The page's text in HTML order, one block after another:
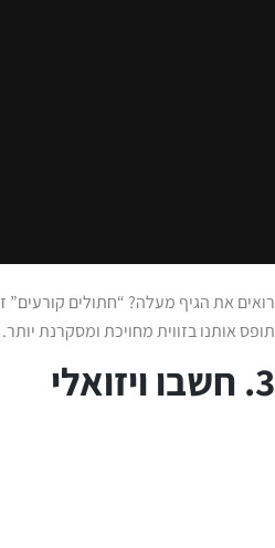
תופס אותנו בזווית מחויכת ומסקרנת יותר.
3. חשבו ויזואלי